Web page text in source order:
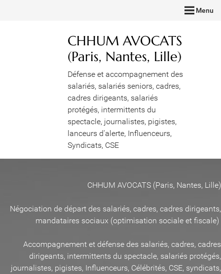
Menu
CHHUM AVOCATS
(Paris, Nantes, Lille)
Défense et accompagnement des
salariés, salariés seniors, cadres,
cadres dirigeants, salariés
protégés, intermittents du
spectacle, journalistes, pigistes,
lanceurs d'alerte, Influenceurs,
Syndicats, CSE
CHHUM AVOCATS (Paris, Nantes, Lille)
Négociation de départ des salariés, cadres, cadres dirigeants,
mandataires sociaux (optimisation sociale et fiscale)
Accompagnement et défense des salariés, cadres, cadres
dirigeants, intermittents du spectacle, salariés protégés,
journalistes, pigistes, Influenceurs, Célébrités, CSE, syndicats,